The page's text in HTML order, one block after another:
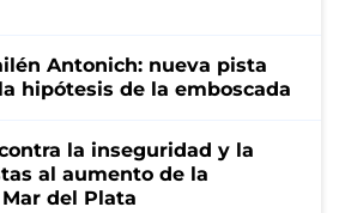
Antonich: nueva pista
hipótesis de la emboscada
la inseguridad y la
al aumento de la
del Plata